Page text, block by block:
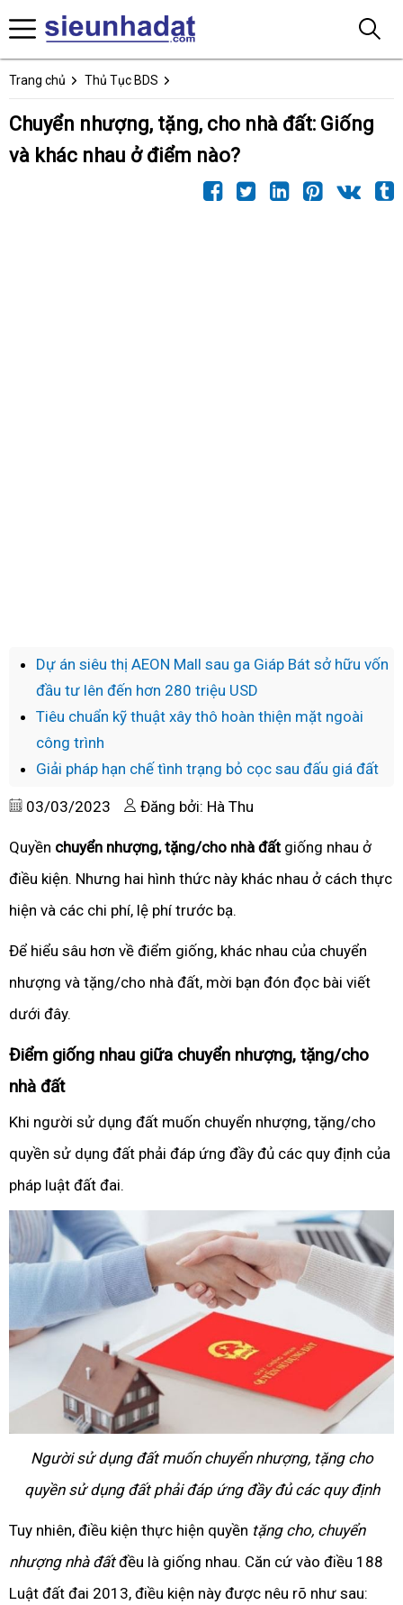
Trang chủ Thủ Tục BDS
Chuyển nhượng, tặng, cho nhà đất: Giống
và khác nhau ở điểm nào?
Dự án siêu thị AEON Mall sau ga Giáp Bát sở hữu vốn
đầu tư lên đến hơn 280 triệu USD
Tiêu chuẩn kỹ thuật xây thô hoàn thiện mặt ngoài
công trình
Giải pháp hạn chế tình trạng bỏ cọc sau đấu giá đất
03/03/2023 Đăng bởi: Hà Thu
Quyền chuyển nhượng, tặng/cho nhà đất giống nhau ở
điều kiện. Nhưng hai hình thức này khác nhau ở cách thực
hiện và các chi phí, lệ phí trước bạ.
Để hiểu sâu hơn về điểm giống, khác nhau của chuyển
nhượng và tặng/cho nhà đất, mời bạn đón đọc bài viết
dưới đây.
Điểm giống nhau giữa chuyển nhượng, tặng/cho
nhà đất
Khi người sử dụng đất muốn chuyển nhượng, tặng/cho
quyền sử dụng đất phải đáp ứng đầy đủ các quy định của
pháp luật đất đai.
Người sử dụng đất muốn chuyển nhượng, tặng cho
quyền sử dụng đất phải đáp ứng đầy đủ các quy định
Tuy nhiên, điều kiện thực hiện quyền tặng cho, chuyển
nhượng nhà đấtđều là giống nhau. Căn cứ vào điều 188
Luật đất đai 2013, điều kiện này được nêu rõ như sau: